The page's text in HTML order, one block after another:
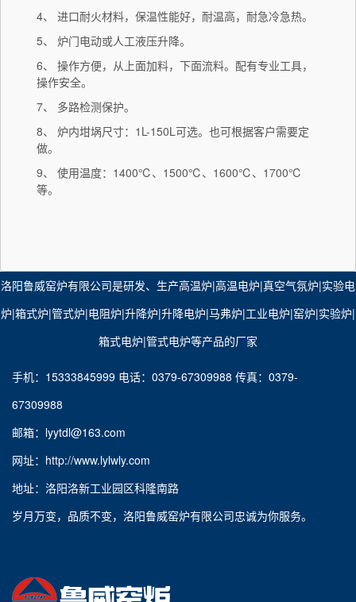
4、 进口耐火材料，保温性能好，耐温高，耐急冷急热。
5、 炉门电动或人工液压升降。
6、 操作方便，从上面加料，下面流料。配有专业工具，
操作安全。
7、 多路检测保护。
8、 炉内坩埚尺寸：1L-150L可选。也可根据客户需要定
做。
9、 使用温度：1400℃、1500℃、1600℃、1700℃
等。
洛阳鲁威窑炉有限公司是研发、生产高温炉|高温电炉|真空气氛炉|​实验电
炉|箱式炉|管式炉|电阻炉|升降炉|升降电炉|马弗炉|工业电炉|窑炉|​实验炉|​
箱式电炉​|管式电炉等产品的厂家
手机：15333845999 电话：0379-67309988 传真：0379-
67309988
邮箱：lyytdl@163.com
网址：http://www.lylwly.com
地址：洛阳洛新工业园区科隆南路
岁月万变，品质不变，洛阳鲁威窑炉有限公司忠诚为你服务。